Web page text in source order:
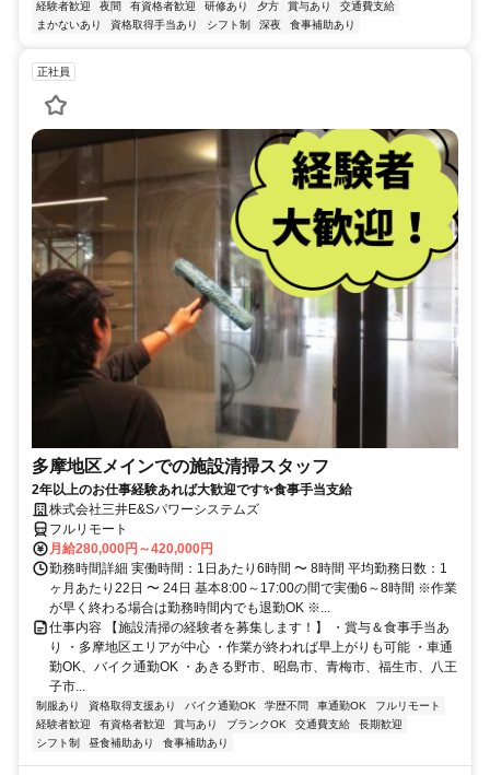
経験者歓迎
夜間 有資格者歓迎 研修あり 夕方 賞与あり
交通費支給
まかないあり
資格取得手当あり シフト制 深夜 食事補助あり
正社員
多摩地区メインでの施設清掃スタッフ
2年以上のお仕事経験あれば大歓迎です✨食事手当支給
株式会社三井E&Sパワーシステムズ
フルリモート
月給280,000円～420,000円
勤務時間詳細 実働時間：1日あたり6時間 〜 8時間 平均勤務日数：1
ヶ月あたり22日 〜 24日 基本8:00～17:00の間で実働6～8時間 ※作業
が早く終わる場合は勤務時間内でも退勤OK ※...
仕事内容 【施設清掃の経験者を募集します！】 ・賞与＆食事手当あ
り ・多摩地区エリアが中心 ・作業が終われば早上がりも可能 ・車通
勤OK、バイク通勤OK ・あきる野市、昭島市、青梅市、福生市、八王
子市...
制服あり 資格取得支援あり バイク通勤OK 学歴不問 車通勤OK
フルリモート
経験者歓迎
有資格者歓迎 賞与あり ブランクOK 交通費支給
長期歓迎
シフト制
昼食補助あり 食事補助あり